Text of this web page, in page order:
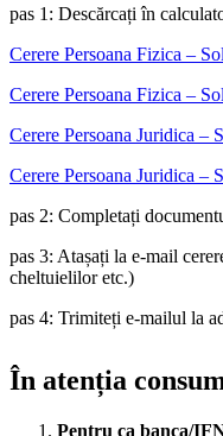
pas 1: Descărcați în
Cerere Persoana Fizica –
Cerere Persoana Fizica –
Cerere Persoana Juridica –
Cerere Persoana Juridica –
pas 2: Completați
pas 3: Atașați la e-mail
cheltuielilor etc.)
pas 4: Trimiteți e-mailul la
În atenția
Pentru ca banca/